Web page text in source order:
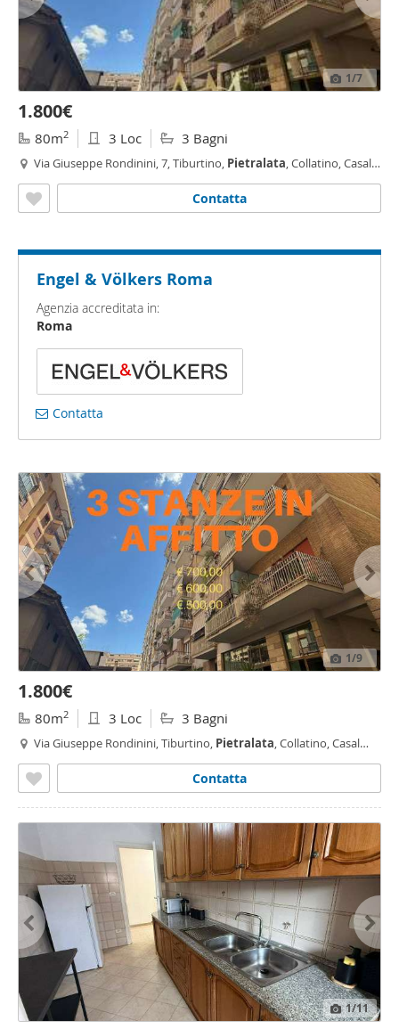
1/7
1.800€
80m2 3 Loc 3 Bagni
Via Giuseppe Rondinini, 7, Tiburtino, Pietralata, Collatino, Casal
Contatta
Contatta
Engel & Völkers Roma
Agenzia accreditata in:
Roma
1/9
1.800€
80m2 3 Loc 3 Bagni
Via Giuseppe Rondinini, Tiburtino, Pietralata, Collatino, Casal
Contatta
1/11